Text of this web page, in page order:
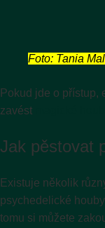
Foto: Tania
Pokud jde o přístup,
zavést
Jak pěstovat
Existuje několik
psychedelické
tomu si můžete